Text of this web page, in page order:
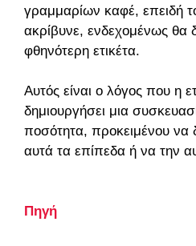
γραμμαρίων καφέ, επειδή
ακρίβυνε, ενδεχομένως θα
φθηνότερη ετικέτα.
Αυτός είναι ο λόγος που η
δημιουργήσει μια
ποσότητα, προκειμένου να
αυτά τα επίπεδα ή να την
Πηγή